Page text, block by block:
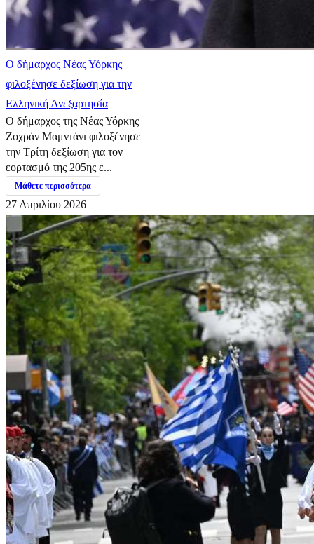
Ο δήμαρχος Νέας Υόρκης
φιλοξένησε δεξίωση για την
Ελληνική Ανεξαρτησία
Ο δήμαρχος της Νέας Υόρκης
Ζοχράν Μαμντάνι φιλοξένησε
την Τρίτη δεξίωση για τον
εορτασμό της 205ης ε...
Μάθετε περισσότερα
27 Απριλίου 2026